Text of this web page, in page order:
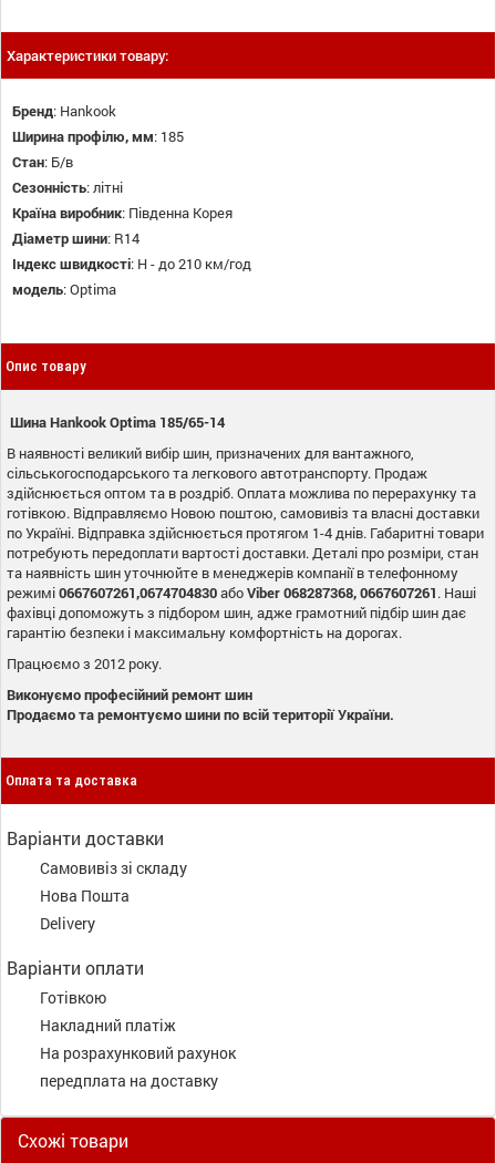
Характеристики товару:
Бренд: Hankook
Ширина профілю, мм: 185
Стан: Б/в
Сезонність: літні
Країна виробник: Південна Корея
Діаметр шини: R14
Індекс швидкості: H - до 210 км/год
модель:Optima
Опис товару
Шина Hankook Optima 185/65-14
В наявності великий вибір шин, призначених для вантажного,
сільськогосподарського та легкового автотранспорту. Продаж
здійснюється оптом та в роздріб. Оплата можлива по перерахунку та
готівкою. Відправляємо Новою поштою, самовивіз та власні доставки
по Україні. Відправка здійснюється протягом 1-4 днів. Габаритні товари
потребують передоплати вартості доставки. Деталі про розміри, стан
та наявність шин уточнюйте в менеджерів компанії в телефонному
режимі0667607261,0674704830абоViber068287368, 0667607261. Наші
фахівці допоможуть з підбором шин, адже грамотний підбір шин дає
гарантію безпеки і максимальну комфортність на дорогах.
Працюємо з 2012 року.
Виконуємо професійний ремонт шин
Продаємо та ремонтуємо шини по всій території України.
Оплата та доставка
Варіанти доставки
Самовивіз зі складу
Нова Пошта
Delivery
Варіанти оплати
Готівкою
Накладний платіж
На розрахунковий рахунок
передплата на доставку
Схожі товари